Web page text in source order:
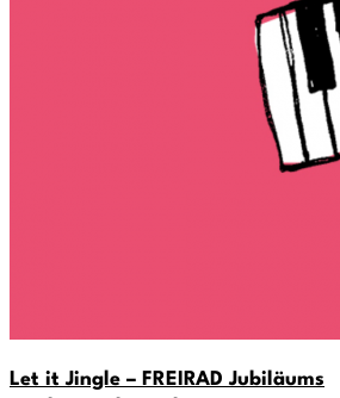
Let it Jingle – FREIRAD Jubiläums